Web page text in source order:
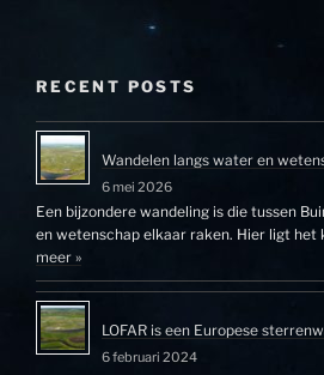
RECENT POSTS
Wandelen langs water en
6 mei 2026
Een bijzondere wandeling is die tussen
en wetenschap elkaar raken. Hier ligt het
meer »
LOFAR is een Europese
6 februari 2024